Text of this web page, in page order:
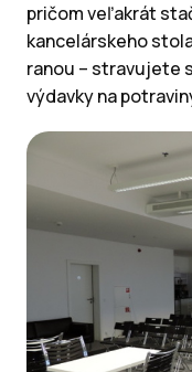
pričom veľakrát
kancelárskeho
ranou – stravujete
výdavky na